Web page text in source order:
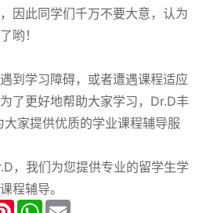
因此同学们千万不要大意，认为
哟！
到学习障碍，或者遭遇课程适应
了更好地帮助大家学习，Dr.D丰
家提供优质的学业课程辅导服
，我们为您提供专业的留学生学
程辅导。
PinterestWhatsApp